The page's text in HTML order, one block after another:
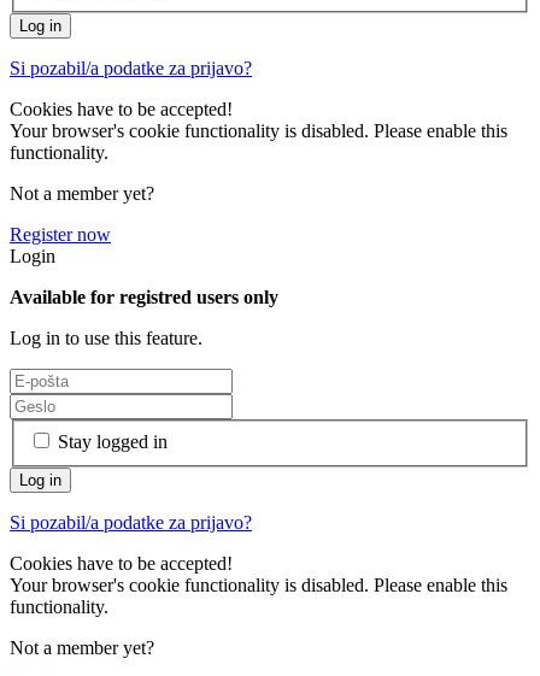
Si pozabil/a podatke za prijavo?
Cookies have to be accepted!
Your browser's cookie functionality is disabled. Please enable this
functionality.
Not a member yet?
Register now
Login
Available for registred users only
Log in to use this feature.
Stay logged in
Si pozabil/a podatke za prijavo?
Cookies have to be accepted!
Your browser's cookie functionality is disabled. Please enable this
functionality.
Not a member yet?